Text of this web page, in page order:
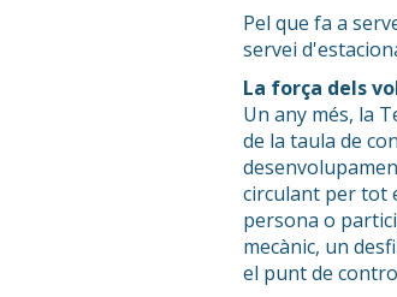
Pel que fa a
servei
La força dels
Un any més, la
de la taula de
circulant per tot
persona o
mecànic, un
el punt de